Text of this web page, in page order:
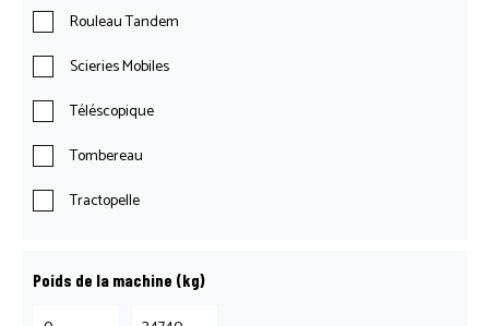
Rouleau Tandem
Scieries Mobiles
Téléscopique
Tombereau
Tractopelle
Poids de la machine (kg)